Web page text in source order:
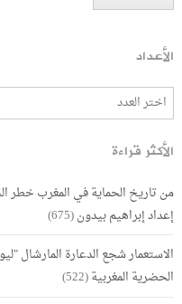
الأعداد
الأكثر قراءة
من تاريخ الحماية في المغرب خطر
إعداد إبراهيم بيدون(675)
الاستعمار شجع الدعارة المارشال
الحضرية المغربية(522)